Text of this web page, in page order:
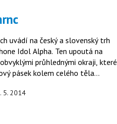
uvádí na český a slovenský trh
Idol Alpha. Ten upoutá na
průhlednými okraji, které
pásek kolem celého těla
5. 2014